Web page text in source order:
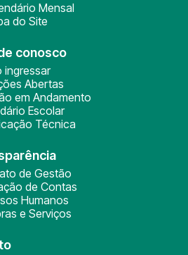
Mensal
do Site
conosco
ingressar
Abertas
em Andamento
Escolar
Técnica
de Gestão
de Contas
Humanos
e Serviços